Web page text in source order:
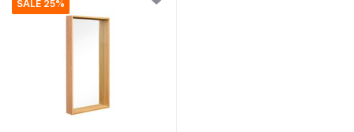
SALE 25%